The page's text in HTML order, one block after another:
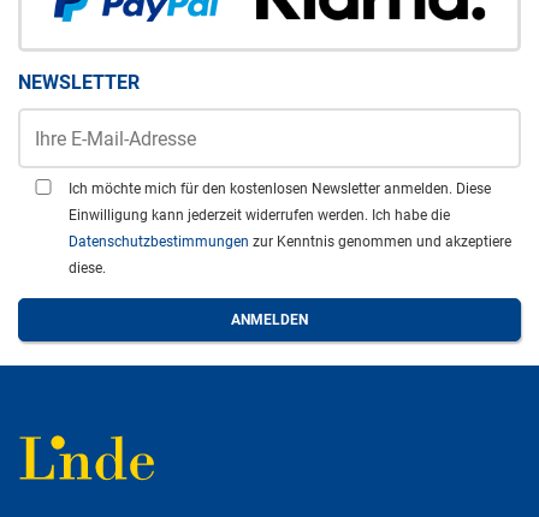
NEWSLETTER
Ich möchte mich für den kostenlosen Newsletter anmelden. Diese
Einwilligung kann jederzeit widerrufen werden. Ich habe die
Datenschutzbestimmungen zur Kenntnis genommen und akzeptiere
diese.